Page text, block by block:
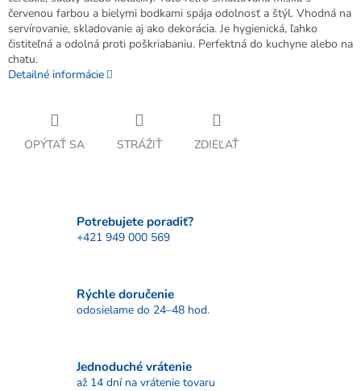
červenou farbou a bielymi bodkami spája odolnosť a štýl. Vhodná na
servírovanie, skladovanie aj ako dekorácia. Je hygienická, ľahko
čistiteľná a odolná proti poškriabaniu. Perfektná do kuchyne alebo na
chatu.
Detailné informácie
OPÝTAŤ SA STRÁŽIŤ ZDIEĽAŤ
Potrebujete poradiť?
+421 949 000 569
Rýchle doručenie
odosielame do 24–48 hod.
Jednoduché vrátenie
až 14 dní na vrátenie tovaru